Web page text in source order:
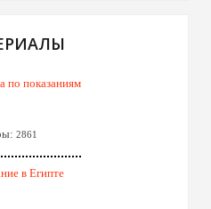
по показаниям
2861
в Египте